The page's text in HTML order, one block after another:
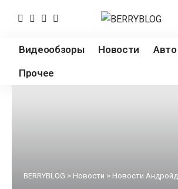
Видеообзоры Новости Авто
Прочее
BERRYBLOG > Новости > Новости Андройд